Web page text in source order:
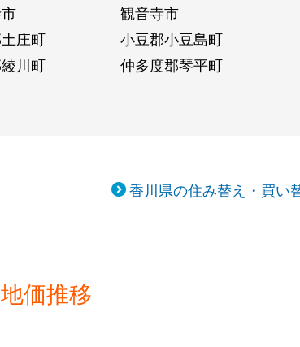
観音寺市
庄町
小豆郡小豆島町
川町
仲多度郡琴平町
香川県の住み替え・買い
価推移